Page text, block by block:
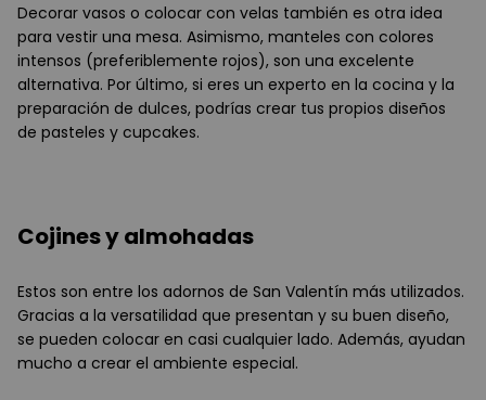
Decorar vasos o colocar con velas también es otra idea
para vestir una mesa. Asimismo, manteles con colores
intensos (preferiblemente rojos), son una excelente
alternativa. Por último, si eres un experto en la cocina y la
preparación de dulces, podrías crear tus propios diseños
de pasteles y cupcakes.
Cojines y almohadas
Estos son entre los adornos de San Valentín más utilizados.
Gracias a la versatilidad que presentan y su buen diseño,
se pueden colocar en casi cualquier lado. Además, ayudan
mucho a crear el ambiente especial.